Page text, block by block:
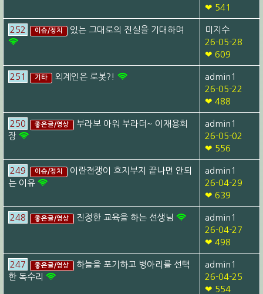
❤ 541
252 이슈/정치 있는 그대로의 진실을 기대하며
미지수
26-05-28
❤ 609
251 기타 외계인은 로봇?!
admin1
26-05-22
❤ 488
250 좋은글/영상
부라보 아워 부라더~ 이재용회
장
admin1
26-05-02
❤ 556
249 이슈/정치
이란전쟁이 흐지부지 끝나면 안되
는 이유
admin1
26-04-29
❤ 639
248 좋은글/영상 진정한 교육을 하는 선생님
admin1
26-04-27
❤ 498
247 좋은글/영상
하늘을 포기하고 병아리를 선택
한 독수리
admin1
26-04-25
❤ 554